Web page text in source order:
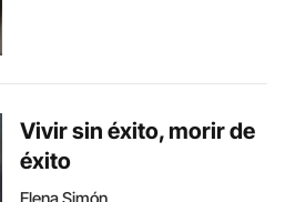
Vivir sin éxito, morir de
éxito